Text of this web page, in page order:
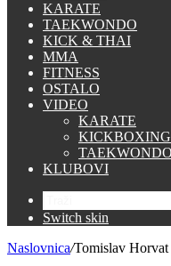
KARATE
TAEKWONDO
KICK & THAI
MMA
FITNESS
OSTALO
VIDEO
KARATE
KICKBOXING
TAEKWONDO
KLUBOVI
Switch skin
Naslovnica/Tomislav Horvat